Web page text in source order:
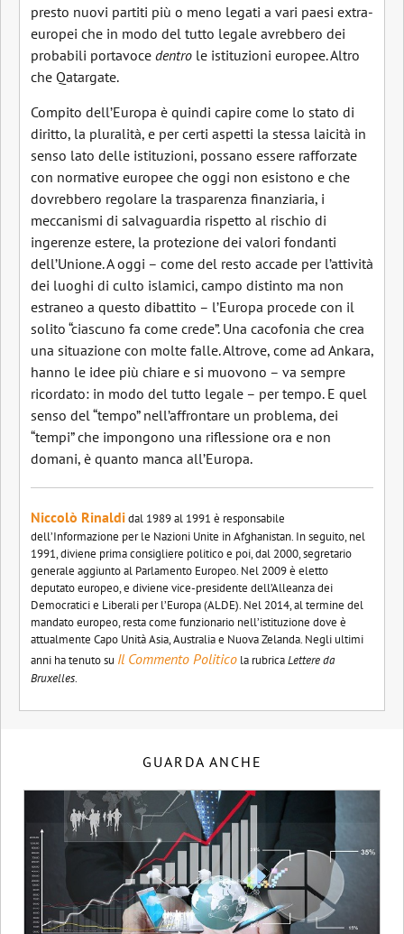
presto nuovi partiti più o meno legati a vari paesi extra-
europei che in modo del tutto legale avrebbero dei
probabili portavoce dentro le istituzioni europee. Altro
che Qatargate.
Compito dell’Europa è quindi capire come lo stato di
diritto, la pluralità, e per certi aspetti la stessa laicità in
senso lato delle istituzioni, possano essere rafforzate
con normative europee che oggi non esistono e che
dovrebbero regolare la trasparenza finanziaria, i
meccanismi di salvaguardia rispetto al rischio di
ingerenze estere, la protezione dei valori fondanti
dell’Unione. A oggi – come del resto accade per l’attività
dei luoghi di culto islamici, campo distinto ma non
estraneo a questo dibattito – l’Europa procede con il
solito “ciascuno fa come crede”. Una cacofonia che crea
una situazione con molte falle. Altrove, come ad Ankara,
hanno le idee più chiare e si muovono – va sempre
ricordato: in modo del tutto legale – per tempo. E quel
senso del “tempo” nell’affrontare un problema, dei
“tempi” che impongono una riflessione ora e non
domani, è quanto manca all’Europa.
Niccolò Rinaldidal 1989 al 1991 è responsabile
dell’Informazione per le Nazioni Unite in Afghanistan. In seguito, nel
1991, diviene prima consigliere politico e poi, dal 2000, segretario
generale aggiunto al Parlamento Europeo. Nel 2009 è eletto
deputato europeo, e diviene vice-presidente dell’Alleanza dei
Democratici e Liberali per l’Europa (ALDE). Nel 2014, al termine del
mandato europeo, resta come funzionario nell’istituzione dove è
attualmente Capo Unità Asia, Australia e Nuova Zelanda. Negli ultimi
anni ha tenuto su Il Commento Politico la rubricaLettere da
Bruxelles.
GUARDA ANCHE